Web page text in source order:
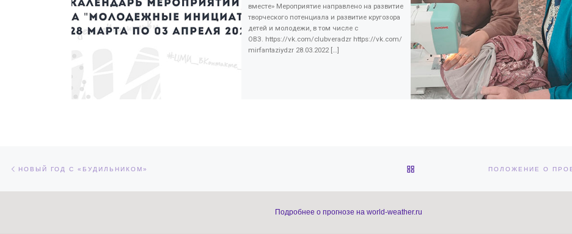
вместе» Мероприятие направлено на развитие
творческого потенциала и развитие кругозора
детей и молодежи, в том числе с
ОВЗ. https://vk.com/clubveradzr https://vk.com/
mirfantaziydzr 28.03.2022 […]
Навигация по записям
НОВЫЙ ГОД С «БУДИЛЬНИКОМ» ОБРАТНО К СПИСКУ ЗАПИСЕЙ
Подробнее о прогнозе на world-weather.ru